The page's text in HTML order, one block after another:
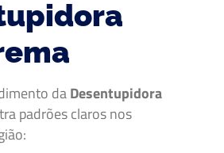
daDesentupidora
padrões claros nos